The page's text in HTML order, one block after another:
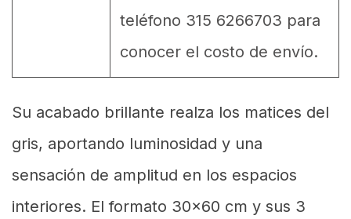
teléfono 315 6266703 para
conocer el costo de envío.
Su acabado brillante realza los matices del
gris, aportando luminosidad y una
sensación de amplitud en los espacios
interiores. El formato 30x60 cm y sus 3